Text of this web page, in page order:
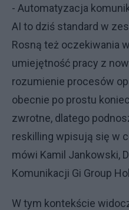
- Automatyzacja
AI to dziś standard w
Rosną też oczekiwania
umiejętność pracy z
rozumienie procesów
obecnie po prostu
zwrotne, dlatego
reskilling wpisują się w
mówi Kamil Jankowski,
Komunikacji Gi Group
W tym kontekście